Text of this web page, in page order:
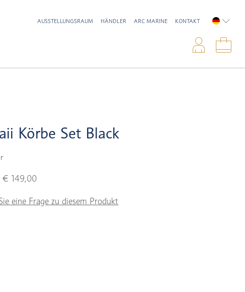
AUSSTELLUNGSRAUM HÄNDLER ARC MARINE KONTAKT
Körbe Set Black
€ 149,00
eine Frage zu diesem Produkt